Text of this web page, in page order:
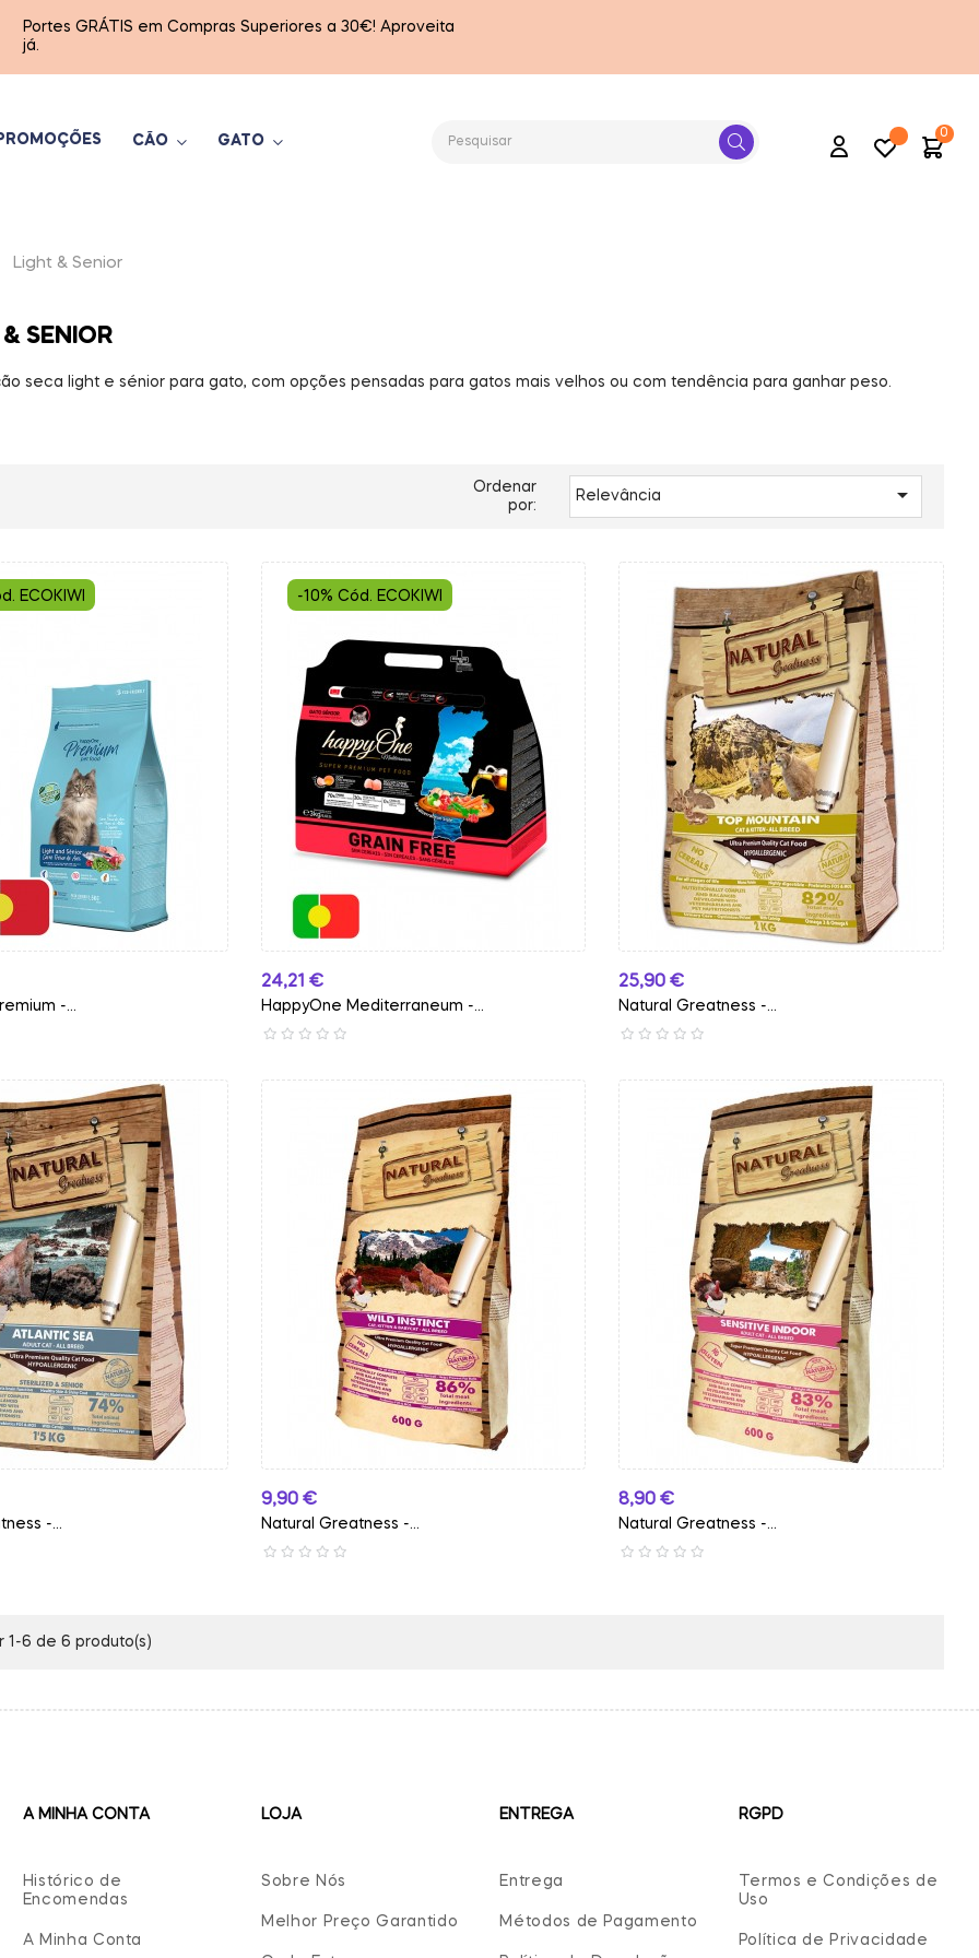
Portes GRÁTIS em Compras Superiores a 30€! Aproveita
já.
CÃO GATO
0
Light & Senior
SENIOR
seca light e sénior para gato, com opções pensadas para gatos mais velhos ou com tendência para ganhar peso.
Ordenar
por:
Relevância 
ECOKIWI
-...
-10% Cód. ECOKIWI
Preço
24,21 €
HappyOne Mediterraneum -...
Preço
25,90 €
Natural Greatness -...
-...
Preço
9,90 €
Natural Greatness -...
Preço
8,90 €
Natural Greatness -...
1-6 de 6 produto(s)
A MINHA CONTA
Histórico de
Encomendas
A Minha Conta
LOJA
Sobre Nós
Melhor Preço Garantido
ENTREGA
Entrega
Métodos de Pagamento
RGPD
Termos e Condições de
Uso
Política de Privacidade